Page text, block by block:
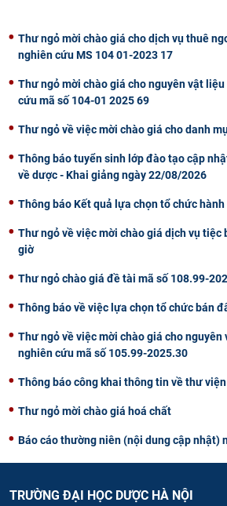
Thư ngỏ mời chào giá cho dịch vụ thuê
nghiên cứu MS 104 01-2023 17
Thư ngỏ mời chào giá cho nguyên vật
cứu mã số 104-01 2025 69
Thư ngỏ về việc mời chào giá cho danh
Thông báo tuyển sinh lớp đào tạo cập
về dược - Khai giảng ngày 22/08/2026
Thông báo Kết quả lựa chọn tổ chức
Thư ngỏ về việc mời chào giá dịch vụ
giờ
Thư ngỏ chào giá đề tài mã số 108.99-
Thông báo về việc lựa chọn tổ chức bán
Thư ngỏ về việc mời chào giá cho
nghiên cứu mã số 105.99-2025.30
Thông báo công khai thông tin về thư
Thư ngỏ mời chào giá hoá chất
Báo cáo thường niên (nội dung cập nhật)
TRƯỜNG ĐẠI HỌC DƯỢC HÀ NỘI